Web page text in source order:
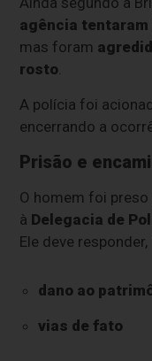
agência
mas foram
rosto
A polícia foi
encerrando a
Prisão e
O homem foi
à Delegacia de
Ele deve
dano ao
vias de fato